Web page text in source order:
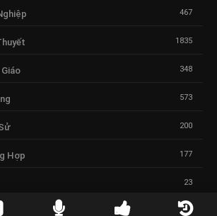
467
1835
348
573
200
Hợp 177
23